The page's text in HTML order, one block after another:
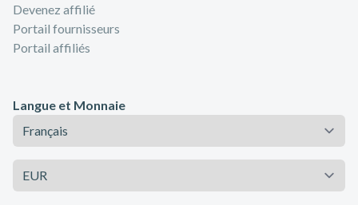
Devenez affilié
Portail fournisseurs
Portail affiliés
Langue et Monnaie